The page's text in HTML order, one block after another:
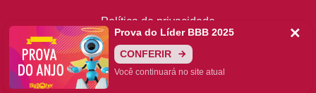
Prova do Líder BBB 2025
CONFERIR
Você continuará no site atual
Política de privacidade
Como parar de receber notificações